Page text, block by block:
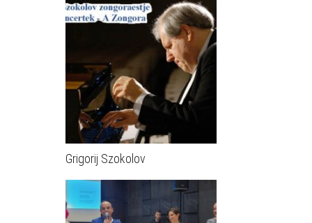
Grigorij Szokolov